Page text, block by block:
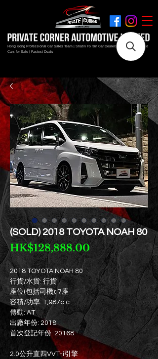
Hong Kong Professional Car Sales Team | Shatin Fo Tan Car Dealership | New and Used
Cars for Sale | Fastest Deals
(SOLD) 2018 TOYOTA NOAH 80
HK$128,888.00Price
2018 TOYOTA NOAH 80
行貨/水貨: 行貨
座位(包括司機): 7座
容積/功率: 1,987c.c
傳動: AT
出廠年份: 2018
首次登記年份: 20168
2.0公升直四VVT-i引擎